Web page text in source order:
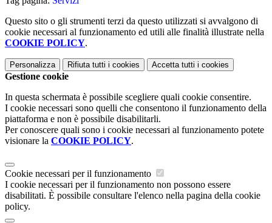
Questo sito o gli strumenti terzi da questo utilizzati si avvalgono di
cookie necessari al funzionamento ed utili alle finalità illustrate nella
COOKIE POLICY.
Personalizza Rifiuta tutti i cookies Accetta tutti i cookies
Gestione cookie
In questa schermata è possibile scegliere quali cookie consentire.
I cookie necessari sono quelli che consentono il funzionamento della
piattaforma e non è possibile disabilitarli.
Per conoscere quali sono i cookie necessari al funzionamento potete
visionare la COOKIE POLICY.
Cookie necessari per il funzionamento
I cookie necessari per il funzionamento non possono essere
disabilitati. È possibile consultare l'elenco nella pagina della cookie
policy.